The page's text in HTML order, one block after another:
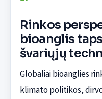
Rinkos
bioanglis
švariųjų
Globaliai bioanglies
klimato politikos,